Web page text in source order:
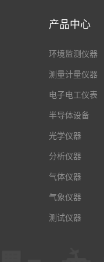
产品中心
环境监测仪器
测量计量仪器
电子电工仪表
半导体设备
光学仪器
分析仪器
气体仪器
气象仪器
测试仪器